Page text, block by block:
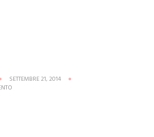
SETTEMBRE 21, 2014